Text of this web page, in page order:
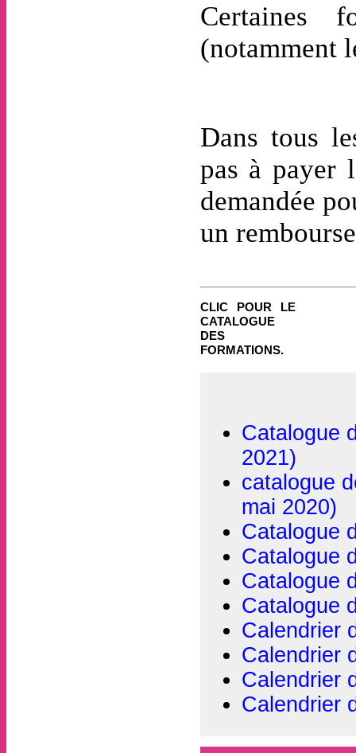
Certaines
(notamment
Dans tous
pas à payer
demandée
un
CLIC POUR LE
CATALOGUE
DES
FORMATIONS.
Catalogue
2021)
catalogue
mai 2020)
Catalogue
Catalogue
Catalogue
Catalogue
Calendrier
Calendrier
Calendrier
Calendrier